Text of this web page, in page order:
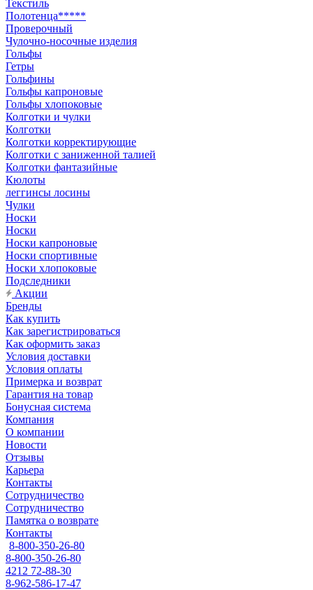
Текстиль
Полотенца*****
Проверочный
Чулочно-носочные изделия
Гольфы
Гетры
Гольфины
Гольфы капроновые
Гольфы хлопоковые
Колготки и чулки
Колготки
Колготки корректирующие
Колготки с заниженной талией
Колготки фантазийные
Кюлоты
леггинсы лосины
Чулки
Носки
Носки
Носки капроновые
Носки спортивные
Носки хлопоковые
Подследники
Акции
Бренды
Как купить
Как зарегистрироваться
Как оформить заказ
Условия доставки
Условия оплаты
Примерка и возврат
Гарантия на товар
Бонусная система
Компания
О компании
Новости
Отзывы
Карьера
Контакты
Сотрудничество
Сотрудничество
Памятка о возврате
Контакты
8-800-350-26-80
8-800-350-26-80
4212 72-88-30
8-962-586-17-47